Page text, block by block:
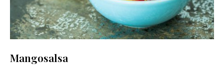
Mangosalsa